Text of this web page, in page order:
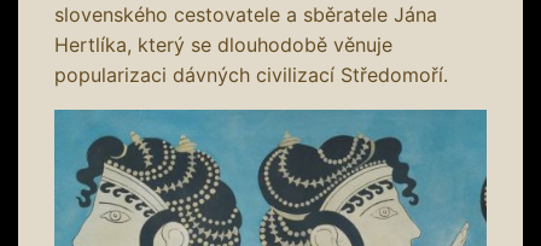
slovenského cestovatele a sběratele Jána
Hertlíka, který se dlouhodobě věnuje
popularizaci dávných civilizací Středomoří.